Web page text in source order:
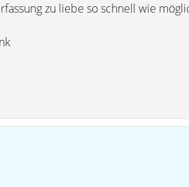
zu liebe so schnell wie